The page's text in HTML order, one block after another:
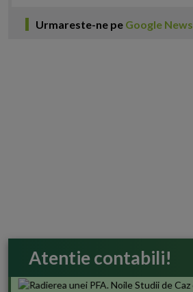
Urmareste-ne pe Google News
Atentie contabili!